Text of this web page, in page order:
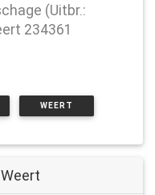
(Uitbr.:
234361
WEERT